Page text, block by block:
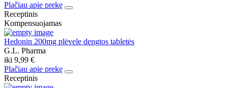
Plačiau apie prekę
Receptinis
Kompensuojamas
Hedonin 200mg plėvele dengtos tabletės
G.L. Pharma
iki 9,99 €
Plačiau apie prekę
Receptinis